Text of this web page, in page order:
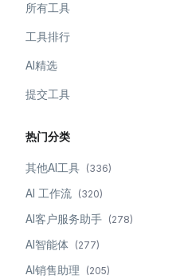
所有工具
工具排行
AI精选
提交工具
热门分类
其他AI工具 (336)
AI 工作流 (320)
AI客户服务助手 (278)
AI智能体 (277)
AI销售助理 (205)